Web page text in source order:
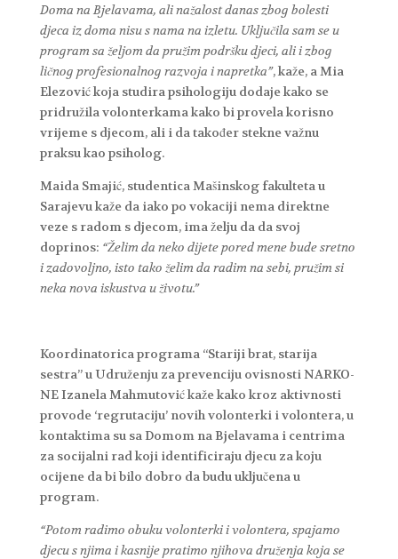
Doma na Bjelavama, ali nažalost danas zbog bolesti
djeca iz doma nisu s nama na izletu. Uključila sam se u
program sa željom da pružim podršku djeci, ali i zbog
ličnog profesionalnog razvoja i napretka”, kaže, a Mia
Elezović koja studira psihologiju dodaje kako se
pridružila volonterkama kako bi provela korisno
vrijeme s djecom, ali i da također stekne važnu
praksu kao psiholog.
Maida Smajić, studentica Mašinskog fakulteta u
Sarajevu kaže da iako po vokaciji nema direktne
veze s radom s djecom, ima želju da da svoj
doprinos: “Želim da neko dijete pored mene bude sretno
i zadovoljno, isto tako želim da radim na sebi, pružim si
neka nova iskustva u životu.”
Koordinatorica programa “Stariji brat, starija
sestra” u Udruženju za prevenciju ovisnosti NARKO-
NE Izanela Mahmutović kaže kako kroz aktivnosti
provode ‘regrutaciju’ novih volonterki i volontera, u
kontaktima su sa Domom na Bjelavama i centrima
za socijalni rad koji identificiraju djecu za koju
ocijene da bi bilo dobro da budu uključena u
program.
“Potom radimo obuku volonterki i volontera, spajamo
djecu s njima i kasnije pratimo njihova druženja koja se